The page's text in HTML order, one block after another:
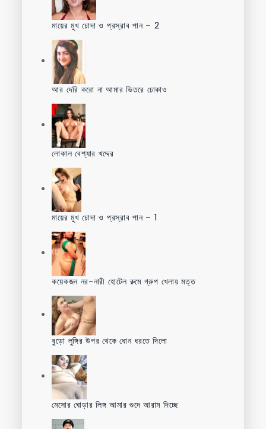
মায়ের মুখ চোদা ও প্রস্রাব পান – 2
আর দেরি করো না আমার ভিতরে ঢোকাও
লোকাল বেশ্যার খদ্দের
মায়ের মুখ চোদা ও প্রস্রাব পান – 1
কয়েকজন নর-নারী হোটেল রুমে গ্রুপ খেলায় মত্ত
বুড়ো লুঙ্গির উপর থেকে ধোন ধরতে দিলো
মেসোর ঘোড়ার লিঙ্গ আমার গুদে আরাম দিচ্ছে